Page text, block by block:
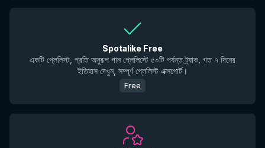
Spotalike Free
একটি প্লেলিস্ট, প্রতি অনুরূপ গান প্লেলিস্টে ৫০টি পর্যন্ত ট্র্যাক, গত ৭ দিনের
ইতিহাস দেখুন, সম্পূর্ণ প্লেলিস্ট এক্সপোর্ট।
Free